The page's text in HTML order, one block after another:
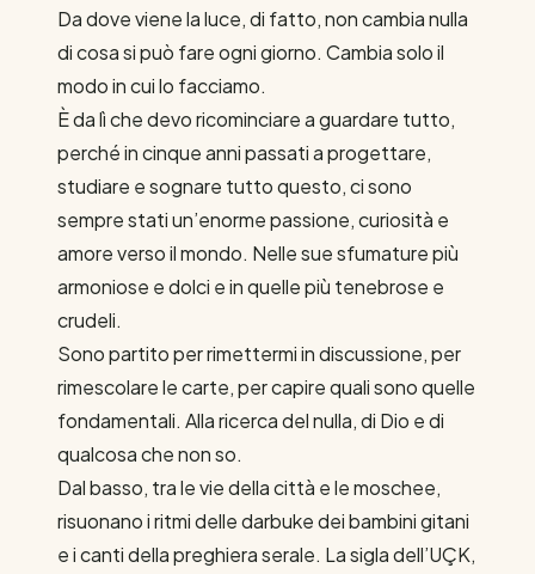
Da dove viene la luce, di fatto, non cambia nulla
di cosa si può fare ogni giorno. Cambia solo il
modo in cui lo facciamo.
È da lì che devo ricominciare a guardare tutto,
perché in cinque anni passati a progettare,
studiare e sognare tutto questo, ci sono
sempre stati un’enorme passione, curiosità e
amore verso il mondo. Nelle sue sfumature più
armoniose e dolci e in quelle più tenebrose e
crudeli.
Sono partito per rimettermi in discussione, per
rimescolare le carte, per capire quali sono quelle
fondamentali. Alla ricerca del nulla, di Dio e di
qualcosa che non so.
Dal basso, tra le vie della città e le moschee,
risuonano i ritmi delle darbuke dei bambini gitani
e i canti della preghiera serale. La sigla dell’UÇK,